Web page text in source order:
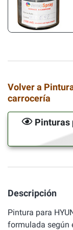
Volver a
carrocería
Pinturas
Descripción
Pintura para
formulada según